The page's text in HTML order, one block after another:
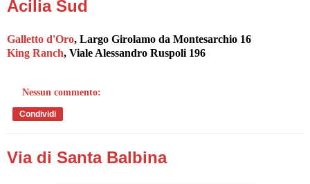
Acilia Sud
Galletto d'Oro, Largo Girolamo da Montesarchio 16
King Ranch, Viale Alessandro Ruspoli 196
Nessun commento:
Condividi
Via di Santa Balbina